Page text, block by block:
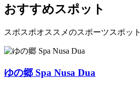
おすすめスポット
スポスポオススメのスポーツスポット
ゆの郷 Spa Nusa Dua